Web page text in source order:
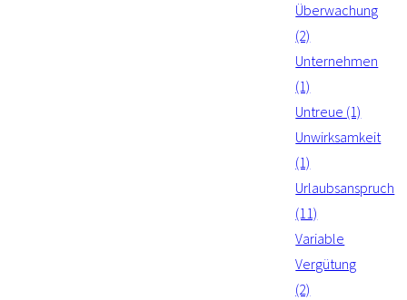
Überwachung
(2)
Unternehmen
(1)
Untreue (1)
Unwirksamkeit
(1)
Urlaubsanspruch
(11)
Variable
Vergütung
(2)